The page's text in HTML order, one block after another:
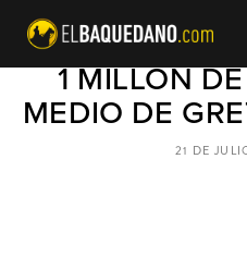
GLOBALISMO
1 MILLÓN
MEDIO DE
21 DE